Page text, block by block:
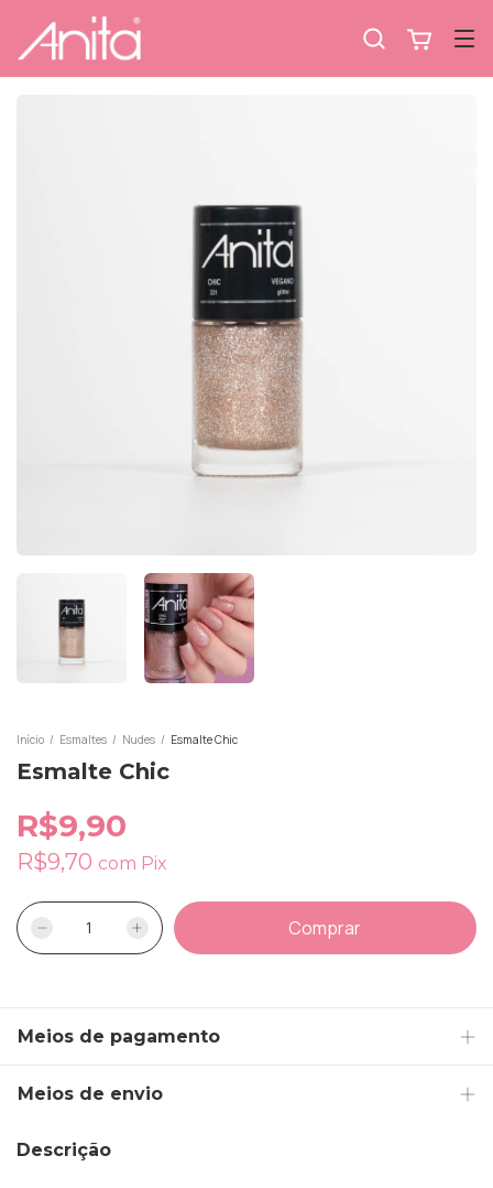
Início / Esmaltes / Nudes / Esmalte Chic
Esmalte Chic
R$9,90
R$9,70 com Pix
Meios de pagamento
Meios de envio
Descrição